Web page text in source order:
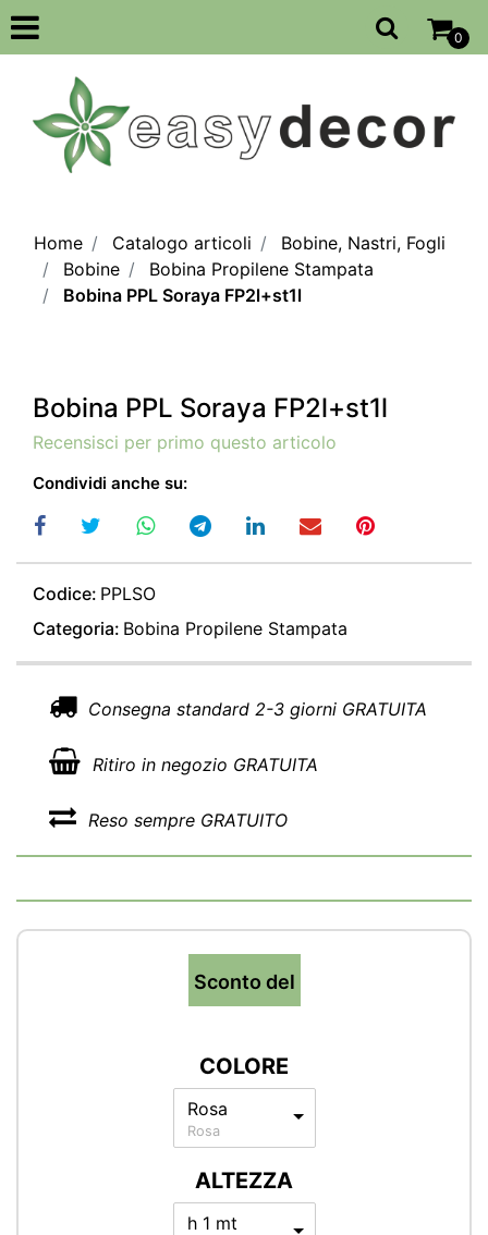
Open
0
Home Catalogo articoli
Bobine, Nastri, Fogli
Bobine
Bobina Propilene Stampata
Bobina PPL Soraya FP2l+st1l
Bobina PPL Soraya FP2l+st1l
Recensisci per primo questo articolo
Condividi anche su:
Codice: PPLSO
Categoria: Bobina Propilene Stampata
Consegna standard 2-3 giorni GRATUITA
Ritiro in negozio GRATUITA
Reso sempre GRATUITO
Sconto del
COLORE
Rosa
Rosa
ALTEZZA
h 1 mt